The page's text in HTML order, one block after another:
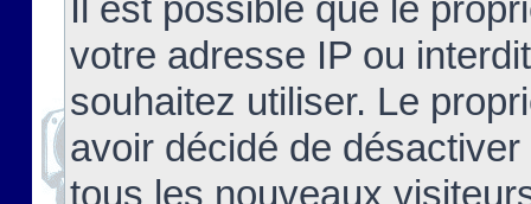
Il est possible que le
votre adresse IP ou
souhaitez utiliser. Le
avoir décidé de
tous les nouveaux